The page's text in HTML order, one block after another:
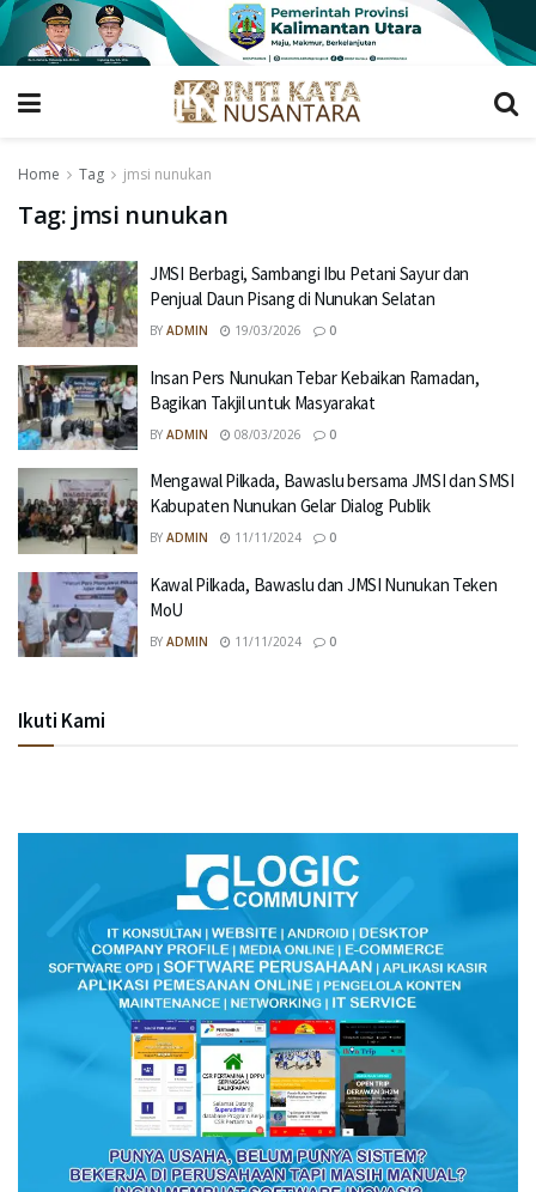
Home Tag jmsi nunukan
Tag: jmsi nunukan
JMSI Berbagi, Sambangi Ibu Petani Sayur dan
Penjual Daun Pisang di Nunukan Selatan
BY ADMIN 19/03/2026 0
Insan Pers Nunukan Tebar Kebaikan Ramadan,
Bagikan Takjil untuk Masyarakat
BY ADMIN 08/03/2026 0
Mengawal Pilkada, Bawaslu bersama JMSI dan SMSI
Kabupaten Nunukan Gelar Dialog Publik
BY ADMIN 11/11/2024 0
Kawal Pilkada, Bawaslu dan JMSI Nunukan Teken
MoU
BY ADMIN 11/11/2024 0
Ikuti Kami